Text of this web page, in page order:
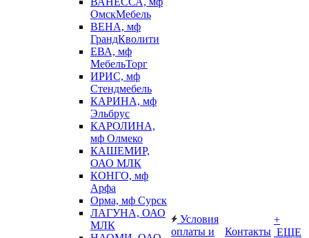
ОмскМебель
ВЕНА, мф
ГрандКволити
ЕВА, мф
МебельТорг
ИРИС, мф
Стендмебель
КАРИНА, мф
Эльбрус
КАРОЛИНА,
мф Олмеко
КАШЕМИР,
ОАО МЛК
КОНГО, мф
Арфа
Орма, мф Сурск
ЛАГУНА, ОАО
МЛК
Условия
оплаты и
Контакты
+
ЕЩЕ